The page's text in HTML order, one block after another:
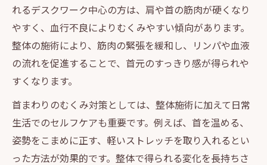
れるデスクワーク中心の方は、肩や首の筋肉が硬くなり
やすく、血行不良によりむくみやすい傾向があります。
整体の施術により、筋肉の緊張を緩和し、リンパや血液
の流れを促進することで、首元のすっきり感が得られや
すくなります。
首まわりのむくみ対策としては、整体施術に加えて日常
生活でのセルフケアも重要です。例えば、首を温める、
姿勢をこまめに正す、軽いストレッチを取り入れるとい
った方法が効果的です。整体で得られる変化を長持ちさ